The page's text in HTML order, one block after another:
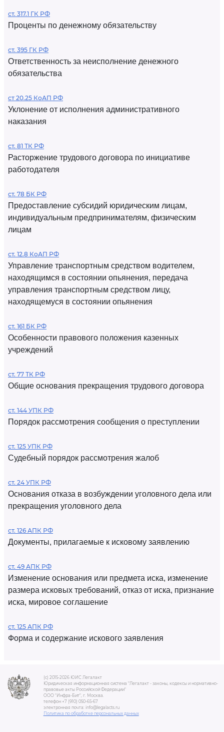
ст. 317.1 ГК РФ
Проценты по денежному обязательству
ст. 395 ГК РФ
Ответственность за неисполнение денежного
обязательства
ст 20.25 КоАП РФ
Уклонение от исполнения административного
наказания
ст. 81 ТК РФ
Расторжение трудового договора по инициативе
работодателя
ст. 78 БК РФ
Предоставление субсидий юридическим лицам,
индивидуальным предпринимателям, физическим
лицам
ст. 12.8 КоАП РФ
Управление транспортным средством водителем,
находящимся в состоянии опьянения, передача
управления транспортным средством лицу,
находящемуся в состоянии опьянения
ст. 161 БК РФ
Особенности правового положения казенных
учреждений
ст. 77 ТК РФ
Общие основания прекращения трудового договора
ст. 144 УПК РФ
Порядок рассмотрения сообщения о преступлении
ст. 125 УПК РФ
Судебный порядок рассмотрения жалоб
ст. 24 УПК РФ
Основания отказа в возбуждении уголовного дела или
прекращения уголовного дела
ст. 126 АПК РФ
Документы, прилагаемые к исковому заявлению
ст. 49 АПК РФ
Изменение основания или предмета иска, изменение
размера исковых требований, отказ от иска, признание
иска, мировое соглашение
ст. 125 АПК РФ
Форма и содержание искового заявления
(c) 2015-2026 ЮИС Легалакт
Юридическая информационная система "Легалакт - законы, кодексы и нормативно-
правовые акты Российской Федерации"
ООО "Инфра-Бит", г. Москва.
телефон +7 (910) 050-65-67
электронная почта: info@legalacts.ru
Политика по обработке персональных данных